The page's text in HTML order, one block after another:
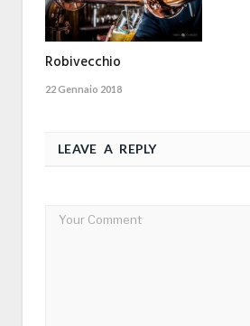
Robivecchio
22 Gennaio 2018
LEAVE A REPLY